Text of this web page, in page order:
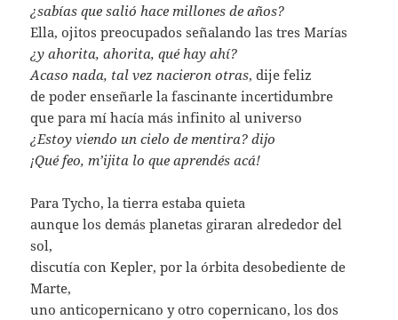
¿sabías que salió hace millones de años?
Ella, ojitos preocupados señalando las tres Marías
¿y ahorita, ahorita, qué hay ahí?
Acaso nada, tal vez nacieron otras, dije feliz
de poder enseñarle la fascinante incertidumbre
que para mí hacía más infinito al universo
¿Estoy viendo un cielo de mentira? dijo
¡Qué feo, m’ijita lo que aprendés acá!
Para Tycho, la tierra estaba quieta
aunque los demás planetas giraran alrededor del
sol,
discutía con Kepler, por la órbita desobediente de
Marte,
uno anticopernicano y otro copernicano, los dos